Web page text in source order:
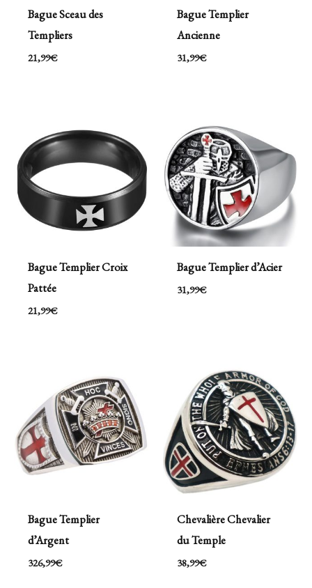
Bague Sceau des
Templiers
21,99€
Bague Templier
Ancienne
31,99€
Bague Templier Croix
Pattée
21,99€
Bague Templier d’Acier
31,99€
Bague Templier
d’Argent
326,99€
Chevalière Chevalier
du Temple
38,99€